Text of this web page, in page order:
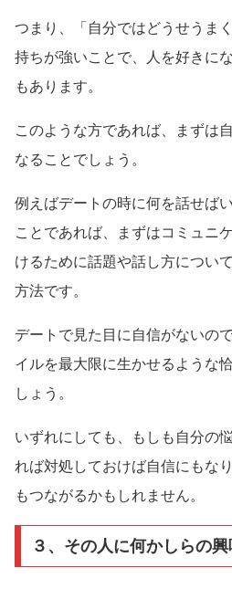
つまり、「自分ではどうせうま
持ちが強いことで、人を好きに
もあります。
このような方であれば、まずは
なることでしょう。
例えばデートの時に何を話せば
ことであれば、まずはコミュニ
けるために話題や話し方につい
方法です。
デートで見た目に自信がないの
イルを最大限に生かせるような
しょう。
いずれにしても、もしも自分の
れば対処しておけば自信にもな
もつながるかもしれません。
３、その人に何かしらの